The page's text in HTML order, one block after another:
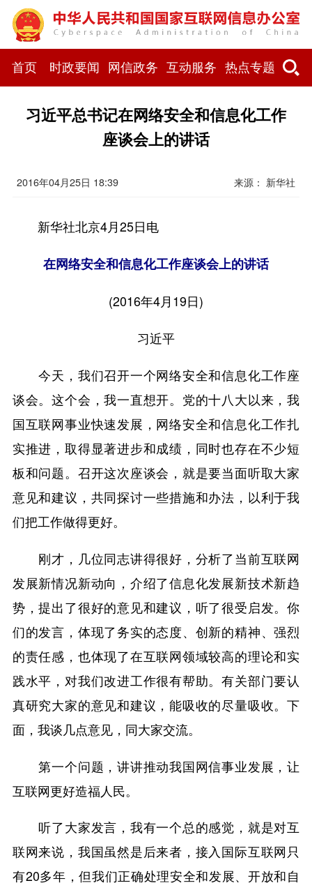
首页 时政要闻 网信政务 互动服务 热点专题
习近平总书记在网络安全和信息化工作
座谈会上的讲话
2016年04月25日 18:39 来源： 新华社
新华社北京4月25日电
在网络安全和信息化工作座谈会上的讲话
(2016年4月19日)
习近平
今天，我们召开一个网络安全和信息化工作座
谈会。这个会，我一直想开。党的十八大以来，我
国互联网事业快速发展，网络安全和信息化工作扎
实推进，取得显著进步和成绩，同时也存在不少短
板和问题。召开这次座谈会，就是要当面听取大家
意见和建议，共同探讨一些措施和办法，以利于我
们把工作做得更好。
刚才，几位同志讲得很好，分析了当前互联网
发展新情况新动向，介绍了信息化发展新技术新趋
势，提出了很好的意见和建议，听了很受启发。你
们的发言，体现了务实的态度、创新的精神、强烈
的责任感，也体现了在互联网领域较高的理论和实
践水平，对我们改进工作很有帮助。有关部门要认
真研究大家的意见和建议，能吸收的尽量吸收。下
面，我谈几点意见，同大家交流。
第一个问题，讲讲推动我国网信事业发展，让
互联网更好造福人民。
听了大家发言，我有一个总的感觉，就是对互
联网来说，我国虽然是后来者，接入国际互联网只
有20多年，但我们正确处理安全和发展、开放和自